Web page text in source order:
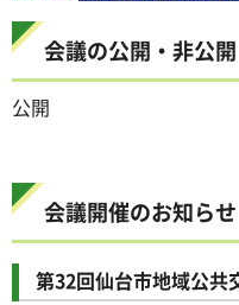
会議の公開・非公開
公開
会議開催のお知らせ
第32回仙台市地域公共